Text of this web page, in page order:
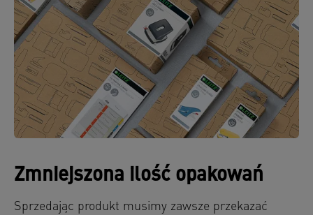
Zmniejszona ilość opakowań
Sprzedając produkt musimy zawsze przekazać